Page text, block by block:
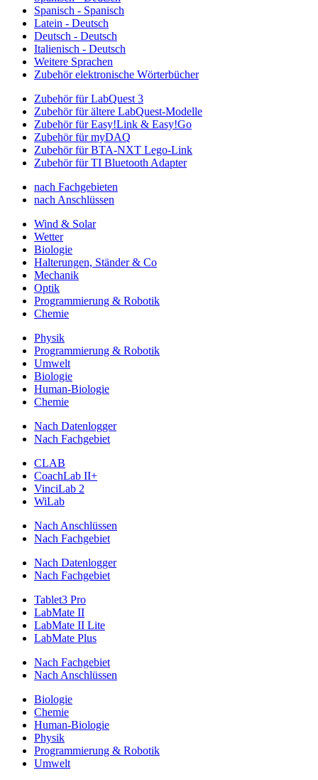
Spanisch - Spanisch
Latein - Deutsch
Deutsch - Deutsch
Italienisch - Deutsch
Weitere Sprachen
Zubehör elektronische Wörterbücher
Zubehör für LabQuest 3
Zubehör für ältere LabQuest-Modelle
Zubehör für Easy!Link & Easy!Go
Zubehör für myDAQ
Zubehör für BTA-NXT Lego-Link
Zubehör für TI Bluetooth Adapter
nach Fachgebieten
nach Anschlüssen
Wind & Solar
Wetter
Biologie
Halterungen, Ständer & Co
Mechanik
Optik
Programmierung & Robotik
Chemie
Physik
Programmierung & Robotik
Umwelt
Biologie
Human-Biologie
Chemie
Nach Datenlogger
Nach Fachgebiet
CLAB
CoachLab II+
VinciLab 2
WiLab
Nach Anschlüssen
Nach Fachgebiet
Nach Datenlogger
Nach Fachgebiet
Tablet3 Pro
LabMate II
LabMate II Lite
LabMate Plus
Nach Fachgebiet
Nach Anschlüssen
Biologie
Chemie
Human-Biologie
Physik
Programmierung & Robotik
Umwelt